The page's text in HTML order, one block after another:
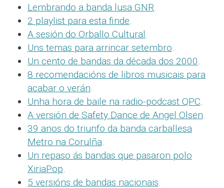
Lembrando a banda lusa GNR.
2 playlist para esta finde.
A sesión do Orballo Cultural.
Uns temas para arrincar setembro.
Un cento de bandas da década dos 2000.
8 recomendacións de libros musicais para
acabar o verán.
Unha hora de baile na radio-podcast QPC.
A versión de Safety Dance de Angel Olsen.
39 anos do triunfo da banda carballesa
Metro na Corulña.
Un repaso ás bandas que pasaron polo
XiriaPop.
5 versións de bandas nacionais.